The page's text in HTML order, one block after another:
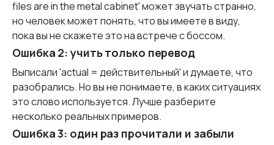
files are in the metal cabinet' может звучать странно,
но человек может понять, что вы имеете в виду,
пока вы не скажете это на встрече с боссом.
Ошибка 2: учить только перевод
Выписали 'actual = действительный' и думаете, что
разобрались. Но вы не понимаете, в каких ситуациях
это слово используется. Лучше разберите
несколько реальных примеров.
Ошибка 3: один раз прочитали и забыли